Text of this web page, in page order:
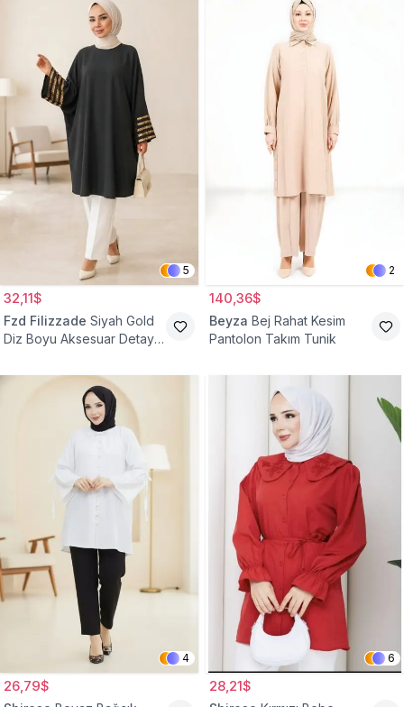
5
32,11$
Fzd Filizzade Siyah Gold
Diz Boyu Aksesuar Detaylı
2
140,36$
Beyza Bej Rahat Kesim
Pantolon Takım Tunik
4
26,79$
6
28,21$